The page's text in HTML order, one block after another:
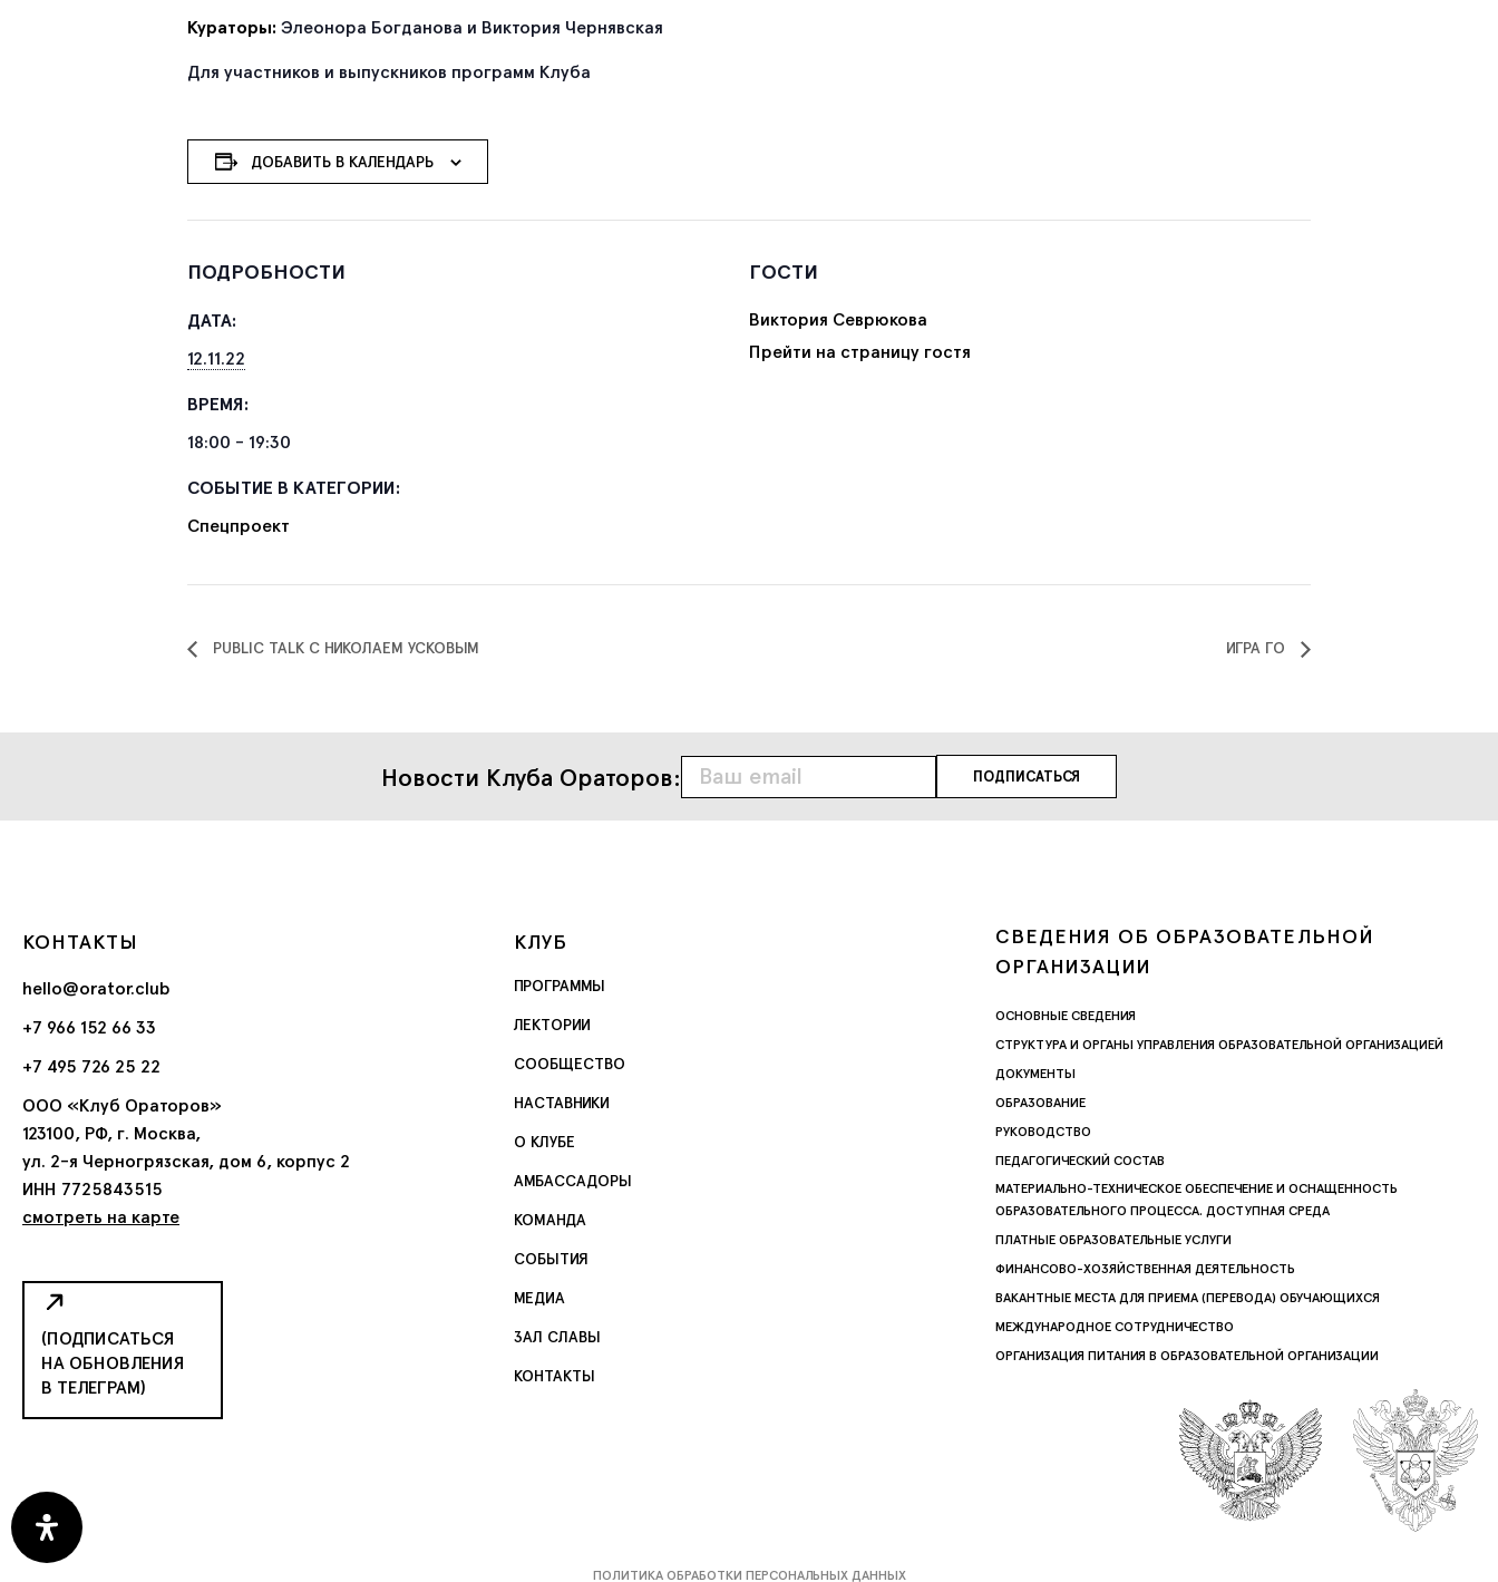
Кураторы: Элеонора Богданова и Виктория Чернявская
Для участников и выпускников программ Клуба
ДОБАВИТЬ В КАЛЕНДАРЬ
ПОДРОБНОСТИ
ДАТА:
12.11.22
ВРЕМЯ:
18:00 - 19:30
СОБЫТИЕ В КАТЕГОРИИ:
Спецпроект
ГОСТИ
Виктория Севрюкова
Прейти на страницу гостя
PUBLIC TALK С НИКОЛАЕМ УСКОВЫМ ИГРА ГО
Новости Клуба Ораторов:
КОНТАКТЫ
hello@orator.club
+7 966 152 66 33
+7 495 726 25 22
ООО «Клуб Ораторов»
123100, РФ, г. Москва,
ул. 2-я Черногрязская, дом 6, корпус 2
ИНН 7725843515
смотреть на карте
(ПОДПИСАТЬСЯ
НА ОБНОВЛЕНИЯ
В ТЕЛЕГРАМ)
КЛУБ
ПРОГРАММЫ
ЛЕКТОРИИ
СООБЩЕСТВО
НАСТАВНИКИ
О КЛУБЕ
АМБАССАДОРЫ
КОМАНДА
СОБЫТИЯ
МЕДИА
ЗАЛ СЛАВЫ
КОНТАКТЫ
СВЕДЕНИЯ ОБ ОБРАЗОВАТЕЛЬНОЙ
ОРГАНИЗАЦИИ
ОСНОВНЫЕ СВЕДЕНИЯ
СТРУКТУРА И ОРГАНЫ УПРАВЛЕНИЯ ОБРАЗОВАТЕЛЬНОЙ ОРГАНИЗАЦИЕЙ
ДОКУМЕНТЫ
ОБРАЗОВАНИЕ
РУКОВОДСТВО
ПЕДАГОГИЧЕСКИЙ СОСТАВ
МАТЕРИАЛЬНО-ТЕХНИЧЕСКОЕ ОБЕСПЕЧЕНИЕ И ОСНАЩЕННОСТЬ
ОБРАЗОВАТЕЛЬНОГО ПРОЦЕССА. ДОСТУПНАЯ СРЕДА
ПЛАТНЫЕ ОБРАЗОВАТЕЛЬНЫЕ УСЛУГИ
ФИНАНСОВО-ХОЗЯЙСТВЕННАЯ ДЕЯТЕЛЬНОСТЬ
ВАКАНТНЫЕ МЕСТА ДЛЯ ПРИЕМА (ПЕРЕВОДА) ОБУЧАЮЩИХСЯ
МЕЖДУНАРОДНОЕ СОТРУДНИЧЕСТВО
ОРГАНИЗАЦИЯ ПИТАНИЯ В ОБРАЗОВАТЕЛЬНОЙ ОРГАНИЗАЦИИ
ПОЛИТИКА ОБРАБОТКИ ПЕРСОНАЛЬНЫХ ДАННЫХ